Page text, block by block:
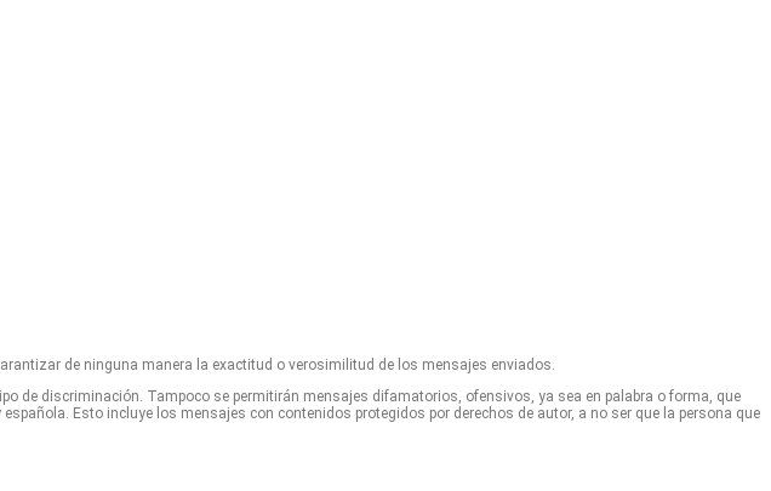
de ninguna manera la exactitud o verosimilitud de los mensajes enviados.
de discriminación. Tampoco se permitirán mensajes difamatorios, ofensivos, ya sea en palabra o forma, que
Esto incluye los mensajes con contenidos protegidos por derechos de autor, a no ser que la persona que